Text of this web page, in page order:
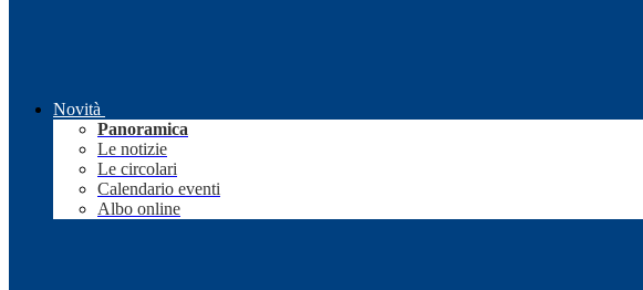
Novità
Panoramica
Le notizie
Le circolari
Calendario eventi
Albo online